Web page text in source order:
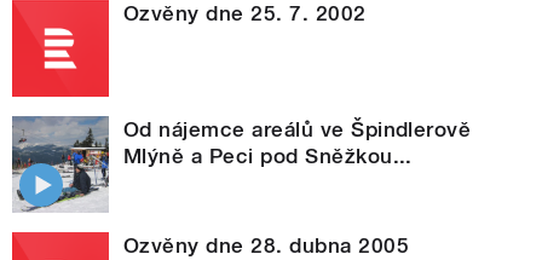
Ozvěny dne 25. 7. 2002
Od nájemce areálů ve Špindlerově
Mlýně a Peci pod Sněžkou...
Ozvěny dne 28. dubna 2005